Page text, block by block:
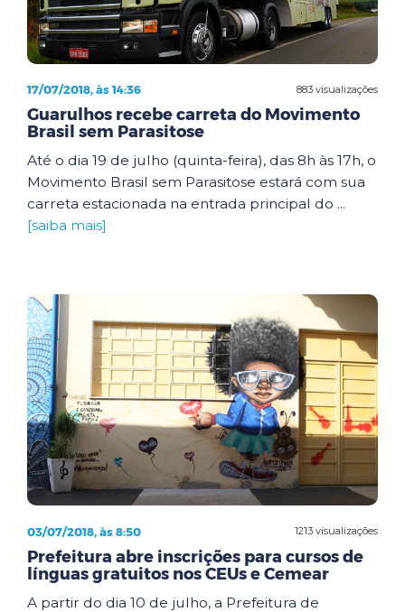
883 visualizações
17/07/2018, às 14:36
Guarulhos recebe carreta do Movimento
Brasil sem Parasitose
Até o dia 19 de julho (quinta-feira), das 8h às 17h, o
Movimento Brasil sem Parasitose estará com sua
carreta estacionada na entrada principal do ...
[saiba mais]
1213 visualizações
03/07/2018, às 8:50
Prefeitura abre inscrições para cursos de
línguas gratuitos nos CEUs e Cemear
A partir do dia 10 de julho, a Prefeitura de